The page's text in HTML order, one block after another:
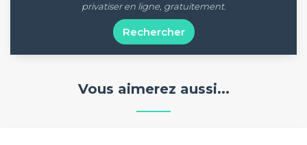
privatiser en ligne, gratuitement.
Rechercher
Vous aimerez aussi...